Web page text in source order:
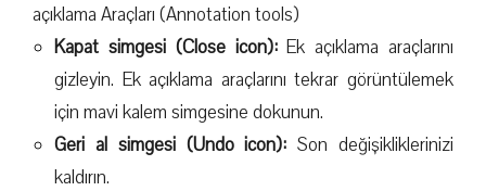
açıklama Araçları (Annotation tools)
Kapat simgesi (Close icon):Ek açıklama araçlarını
gizleyin. Ek açıklama araçlarını tekrar görüntülemek
için mavi kalem simgesine dokunun.
Geri al simgesi (Undo icon): Son değişikliklerinizi
kaldırın.